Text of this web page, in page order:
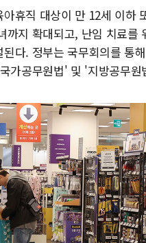
아휴직 대상이 만 12세 이하
까지 확대되고, 난임 치료를
다. 정부는 국무회의를 통
가공무원법' 및 '지방공무원